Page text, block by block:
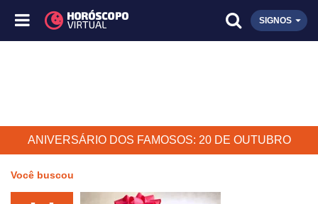
SIGNOS
ANIVERSÁRIO DOS FAMOSOS: 20 DE OUTUBRO
Você buscou